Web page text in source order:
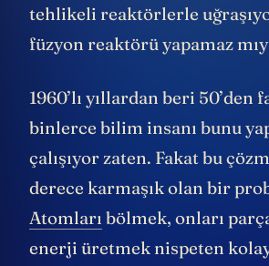
tehlikeli reaktörlerle
füzyon reaktörü yapamaz
1960’lı yıllardan beri 50’den
binlerce bilim insanı bunu
çalışıyor zaten. Fakat bu
derece karmaşık olan bir
Atomları bölmek, onları
enerji üretmek nispeten